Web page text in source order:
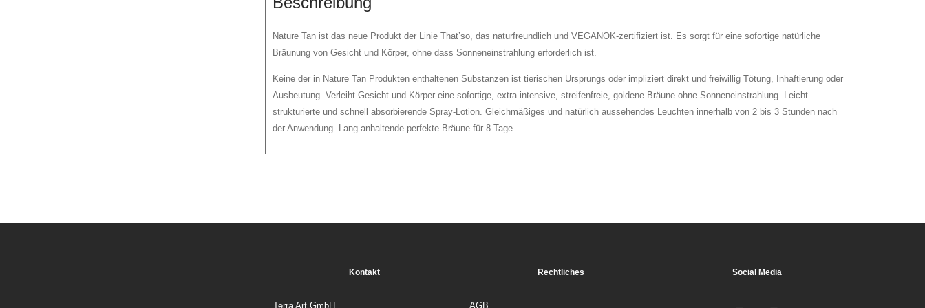
Nature Tan ist das neue Produkt der Linie That’so, das naturfreundlich und VEGANOK-zertifiziert ist. Es sorgt für eine sofortige natürliche
Bräunung von Gesicht und Körper, ohne dass Sonneneinstrahlung erforderlich ist.
Keine der in Nature Tan Produkten enthaltenen Substanzen ist tierischen Ursprungs oder impliziert direkt und freiwillig Tötung, Inhaftierung oder
Ausbeutung. Verleiht Gesicht und Körper eine sofortige, extra intensive, streifenfreie, goldene Bräune ohne Sonneneinstrahlung. Leicht
strukturierte und schnell absorbierende Spray-Lotion. Gleichmäßiges und natürlich aussehendes Leuchten innerhalb von 2 bis 3 Stunden nach
der Anwendung. Lang anhaltende perfekte Bräune für 8 Tage.
Kontakt
Terra Art GmbH
Rechtliches
AGB
Social Media